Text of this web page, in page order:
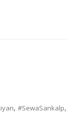
, #SewaSankalp,